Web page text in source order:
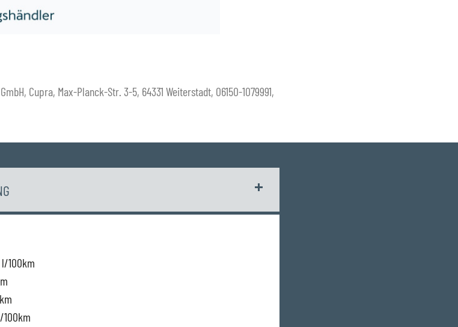
Cupra, Max-Planck-Str. 3-5, 64331 Weiterstadt, 06150-1079991,
l/100km
100km